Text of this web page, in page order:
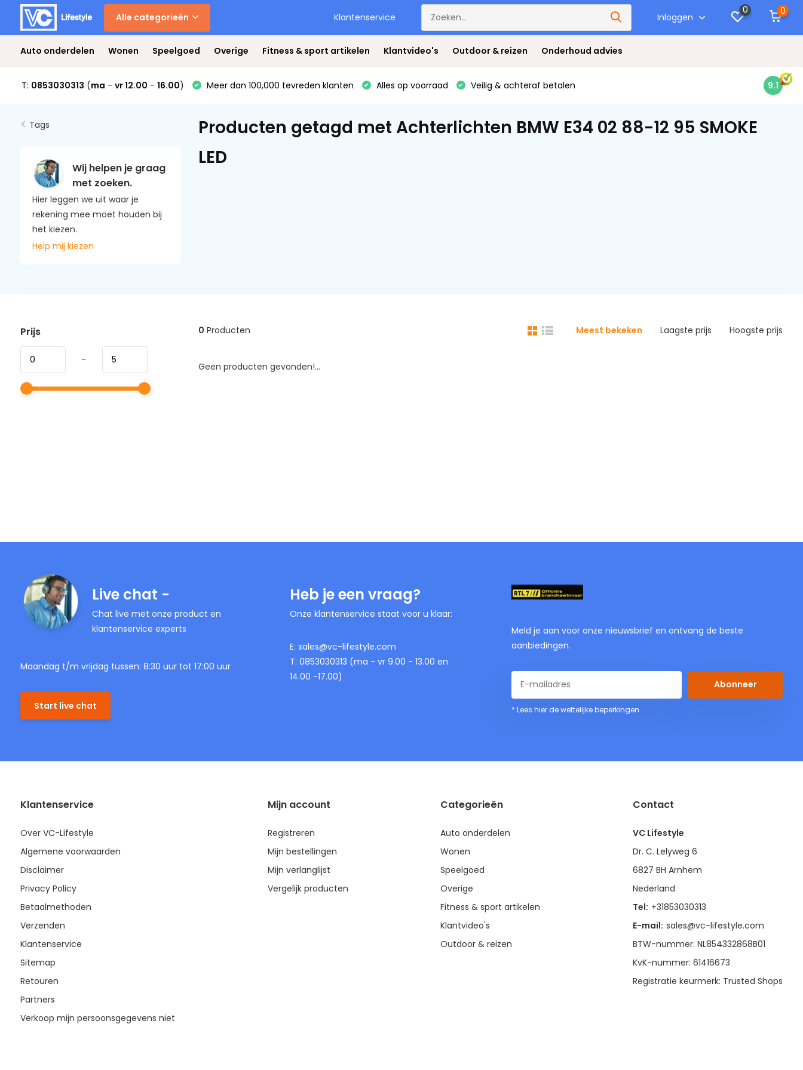
Alle categorieën Klantenservice Inloggen
0 0
Auto onderdelen Wonen Speelgoed Overige Fitness & sport artikelen Klantvideo's Outdoor & reizen Onderhoud advies
T: 0853030313 (ma - vr 12.00 - 16.00) Meer dan 100,000 tevreden klanten Alles op voorraad Veilig & achteraf betalen 9.1
Tags
Wij helpen je graag
met zoeken.
Hier leggen we uit waar je
rekening mee moet houden bij
het kiezen.
Help mij kiezen
Producten getagd met Achterlichten BMW E34 02 88-12 95 SMOKE
LED
Prijs
-
0 Producten Meest bekeken Laagste prijs Hoogste prijs
Geen producten gevonden!...
Live chat -
Chat live met onze product en
klantenservice experts
Maandag t/m vrijdag tussen: 8:30 uur tot 17:00 uur
Start live chat
Heb je een vraag?
Onze klantenservice staat voor u klaar:
E: sales@vc-lifestyle.com
T: 0853030313 (ma - vr 9.00 - 13.00 en
14.00 -17.00)
Meld je aan voor onze nieuwsbrief en ontvang de beste
aanbiedingen.
Abonneer
* Lees hier de wettelijke beperkingen
Klantenservice
Over VC-Lifestyle
Algemene voorwaarden
Disclaimer
Privacy Policy
Betaalmethoden
Verzenden
Klantenservice
Sitemap
Retouren
Partners
Verkoop mijn persoonsgegevens niet
Mijn account
Registreren
Mijn bestellingen
Mijn verlanglijst
Vergelijk producten
Categorieën
Auto onderdelen
Wonen
Speelgoed
Overige
Fitness & sport artikelen
Klantvideo's
Outdoor & reizen
Contact
VC Lifestyle
Dr. C. Lelyweg 6
6827 BH Arnhem
Nederland
Tel: +31853030313
E-mail: sales@vc-lifestyle.com
BTW-nummer: NL854332868B01
KvK-nummer: 61416673
Registratie keurmerk: Trusted Shops